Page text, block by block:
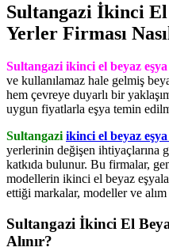
Sultangazi İkinci
Yerler Firması
Sultangazi ikinci el beyaz
ve kullanılamaz hale gelmiş
hem çevreye duyarlı bir
uygun fiyatlarla eşya temin
Sultangaziikinci el beyaz
yerlerinin değişen ihtiyaçlarına
katkıda bulunur. Bu firmalar,
modellerin ikinci el beyaz
ettiği markalar, modeller ve
Sultangazi İkinci El
Alınır?